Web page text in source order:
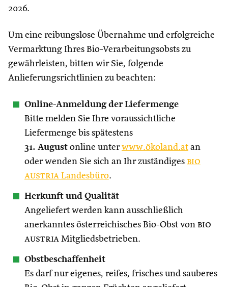
2026.
Um eine reibungslose Übernahme und erfolgreiche
Vermarktung Ihres Bio-Verarbeitungsobsts zu
gewährleisten, bitten wir Sie, folgende
Anlieferungsrichtlinien zu beachten:
Online-Anmeldung der Liefermenge
Bitte melden Sie Ihre voraussichtliche
Liefermenge bis spätestens
31. August online unterwww.ökoland.at an
oder wenden Sie sich an Ihr zuständiges bio
austria Landesbüro.
Herkunft und Qualität
Angeliefert werden kann ausschließlich
anerkanntes österreichisches Bio-Obst von bio
austria Mitgliedsbetrieben.
Obstbeschaffenheit
Es darf nur eigenes, reifes, frisches und sauberes